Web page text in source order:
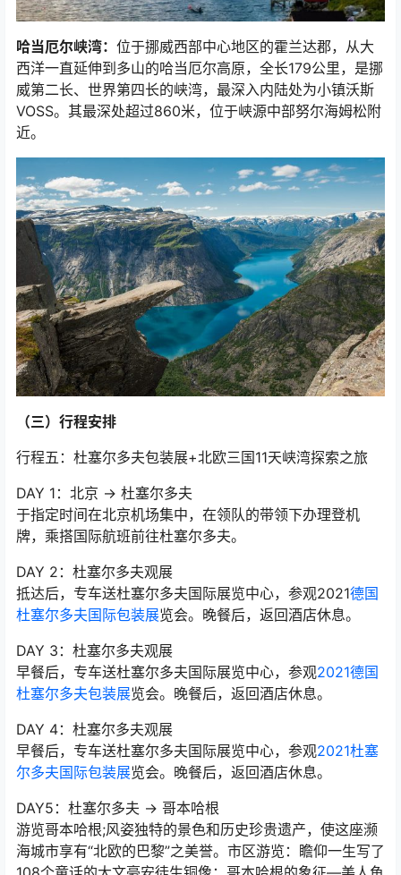
哈当厄尔峡湾： 位于挪威西部中心地区的霍兰达郡，从大
西洋一直延伸到多山的哈当厄尔高原，全长179公里，是挪
威第二长、世界第四长的峡湾，最深入内陆处为小镇沃斯
VOSS。其最深处超过860米，位于峡源中部努尔海姆松附
近。
（三）行程安排
行程五：杜塞尔多夫包装展+北欧三国11天峡湾探索之旅
DAY 1：北京 → 杜塞尔多夫
于指定时间在北京机场集中，在领队的带领下办理登机
牌，乘搭国际航班前往杜塞尔多夫。
DAY 2：杜塞尔多夫观展
抵达后，专车送杜塞尔多夫国际展览中心，参观2021德国
杜塞尔多夫国际包装展览会。晚餐后，返回酒店休息。
DAY 3：杜塞尔多夫观展
早餐后，专车送杜塞尔多夫国际展览中心，参观2021德国
杜塞尔多夫包装展览会。晚餐后，返回酒店休息。
DAY 4：杜塞尔多夫观展
早餐后，专车送杜塞尔多夫国际展览中心，参观2021杜塞
尔多夫国际包装展览会。晚餐后，返回酒店休息。
DAY5：杜塞尔多夫 → 哥本哈根
游览哥本哈根;风姿独特的景色和历史珍贵遗产，使这座濒
海城市享有“北欧的巴黎”之美誉。市区游览：瞻仰一生写了